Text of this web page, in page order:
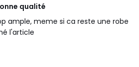
qualité
ample, meme si ca reste une robe
l'article